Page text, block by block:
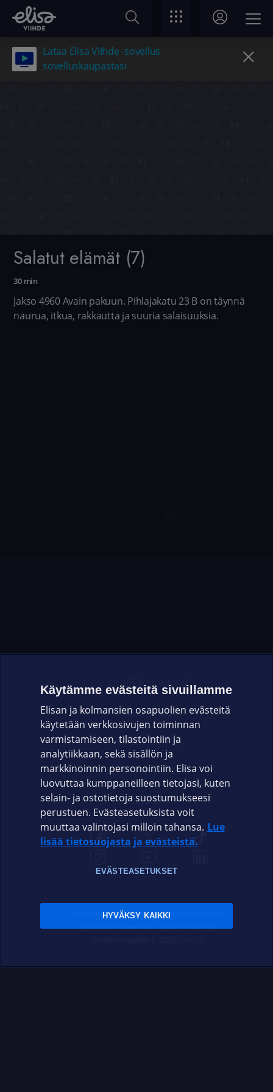
Lataa Elisa Viihde -sovellus
sovelluskaupastasi
Salatut elämät (7)
30 min
Jakso 4960 Avain pakuun. Pihlajakatu 23 B on täynnä
naurua, itkua, rakkautta ja suuria salaisuuksia.
OHJEET JA VINKIT
OMAYHTEISÖ
VIANSELVITYS
ASIAKASPALVELU
ELISA.FI
Sopimusehdot Tietosuoja Evästeasetukset
Sääntelyviranomaiset Saavutettavuus
Käytämme evästeitä sivuillamme
Elisan ja kolmansien osapuolien evästeitä
käytetään verkkosivujen toiminnan
varmistamiseen, tilastointiin ja
analytiikkaan, sekä sisällön ja
markkinoinnin personointiin. Elisa voi
luovuttaa kumppaneilleen tietojasi, kuten
selain- ja ostotietoja suostumukseesi
perustuen. Evästeasetuksista voit
muuttaa valintojasi milloin tahansa. Lue
lisää tietosuojasta ja evästeistä.
EVÄSTEASETUKSET
HYVÄKSY KAIKKI